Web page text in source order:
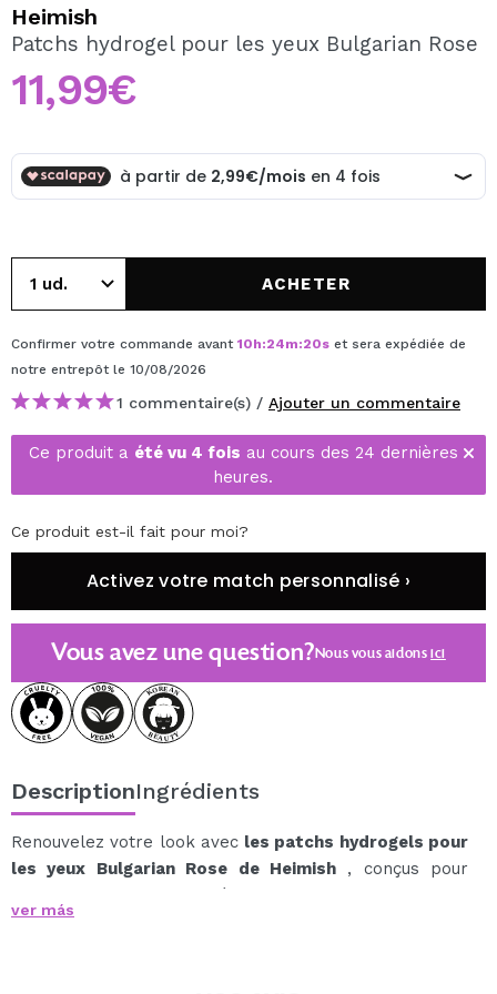
En créant un compte sur Maquibeauty.fr vous pourrez
effectuer vos achats rapidement, vérifier l'état de vos
commandes et consulter vos opérations précédentes.
CRÉER UN COMPTE
Heimish
Patchs hydrogel pour les yeux Bulgarian Rose
11,99€
ACHETER
Confirmer votre commande avant 10h:24m:20s et sera expédiée de
notre entrepôt le 10/08/2026
1 commentaire(s) / Ajouter un commentaire
Ce produit a été vu 4 fois au cours des 24 dernières
heures.
Ce produit est-il fait pour moi?
Activez votre match personnalisé ›
Vous avez une question?Nous vous aidonsici
DescriptionIngrédients
Renouvelez votre look avec les patchs hydrogels pour
les yeux Bulgarian Rose de Heimish, conçus pour
hydrater, revitaliser et réduire visiblement les cernes
et les ridules.
ver más